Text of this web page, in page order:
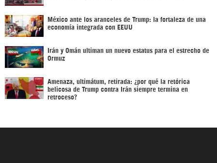
México ante los aranceles de Trump: la fortaleza de una
economía integrada con EEUU
Irán y Omán ultiman un nuevo estatus para el estrecho de
Ormuz
Amenaza, ultimátum, retirada: ¿por qué la retórica
belicosa de Trump contra Irán siempre termina en
retroceso?